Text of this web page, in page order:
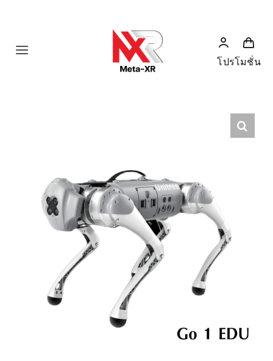
Toggle
新闻
โปรโมชั่น